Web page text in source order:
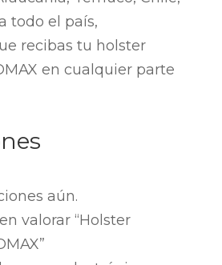
todo el país,
recibas tu holster
en cualquier parte
aún.
valorar “Holster